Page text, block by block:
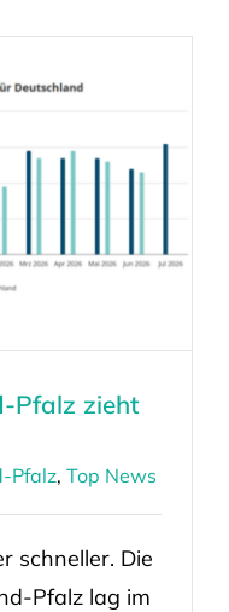
Pfalz zieht
Pfalz, Top News
schneller. Die
Pfalz lag im